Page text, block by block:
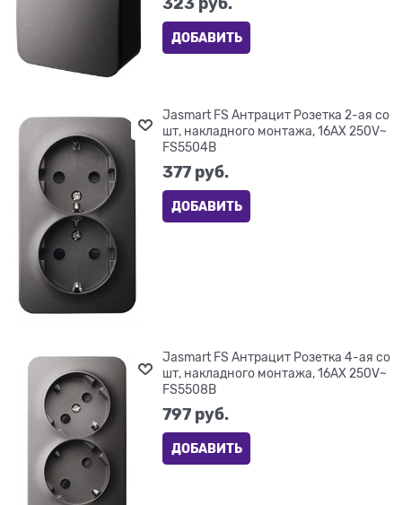
ДОБАВИТЬ
Jasmart FS Антрацит Розетка 2-ая со
шт, накладного монтажа, 16AX 250V~
FS5504B
377 руб.
ДОБАВИТЬ
Jasmart FS Антрацит Розетка 4-ая со
шт, накладного монтажа, 16AX 250V~
FS5508B
797 руб.
ДОБАВИТЬ